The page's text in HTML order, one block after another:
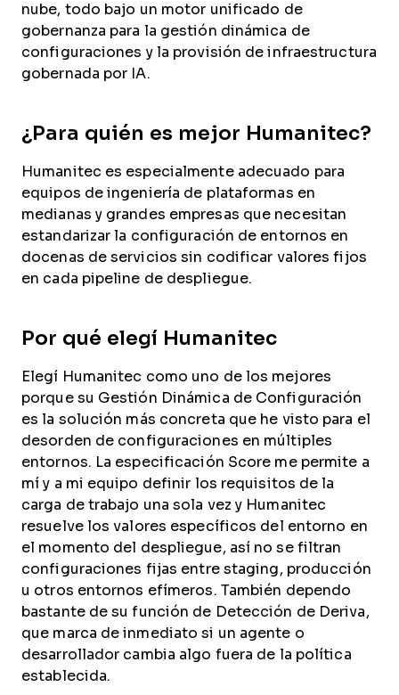
nube, todo bajo un motor unificado de
gobernanza para la gestión dinámica de
configuraciones y la provisión de infraestructura
gobernada por IA.
¿Para quién es mejor Humanitec?
Humanitec es especialmente adecuado para
equipos de ingeniería de plataformas en
medianas y grandes empresas que necesitan
estandarizar la configuración de entornos en
docenas de servicios sin codificar valores fijos
en cada pipeline de despliegue.
Por qué elegí Humanitec
Elegí Humanitec como uno de los mejores
porque su Gestión Dinámica de Configuración
es la solución más concreta que he visto para el
desorden de configuraciones en múltiples
entornos. La especificación Score me permite a
mí y a mi equipo definir los requisitos de la
carga de trabajo una sola vez y Humanitec
resuelve los valores específicos del entorno en
el momento del despliegue, así no se filtran
configuraciones fijas entre staging, producción
u otros entornos efímeros. También dependo
bastante de su función de Detección de Deriva,
que marca de inmediato si un agente o
desarrollador cambia algo fuera de la política
establecida.